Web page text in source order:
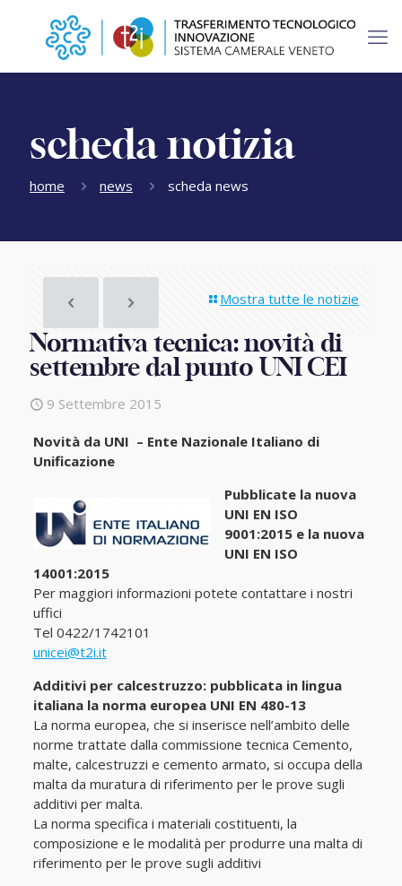
scheda notizia
home news scheda news
Mostra tutte le notizie
Normativa tecnica: novità di
settembre dal punto UNI CEI
9 Settembre 2015
Novità da UNI – Ente Nazionale Italiano di
Unificazione
Pubblicate la nuova
UNI EN ISO
9001:2015 e la nuova
UNI EN ISO
14001:2015
Per maggiori informazioni potete contattare i nostri
uffici
Tel 0422/1742101
unicei@t2i.it
Additivi per calcestruzzo: pubblicata in lingua
italiana la norma europea UNI EN 480-13
La norma europea, che si inserisce nell’ambito delle
norme trattate dalla commissione tecnica Cemento,
malte, calcestruzzi e cemento armato, si occupa della
malta da muratura di riferimento per le prove sugli
additivi per malta.
La norma specifica i materiali costituenti, la
composizione e le modalità per produrre una malta di
riferimento per le prove sugli additivi